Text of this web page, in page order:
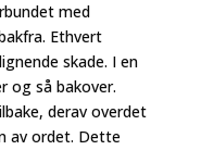
med
Ethvert
skade. I en
og så bakover.
derav overdet
av ordet. Dette